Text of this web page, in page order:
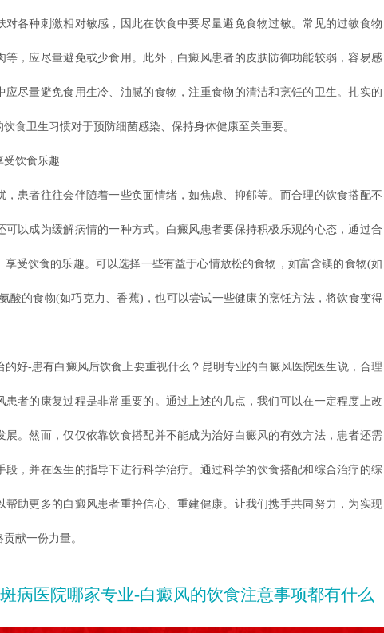
各种刺激相对敏感，因此在饮食中要尽量避免食物过敏。常见的过敏食物
等，应尽量避免或少食用。此外，白癜风患者的皮肤防御功能较弱，容易感
应尽量避免食用生冷、油腻的食物，注重食物的清洁和烹饪的卫生。扎实的
食卫生习惯对于预防细菌感染、保持身体健康至关重要。
饮食乐趣
患者往往会伴随着一些负面情绪，如焦虑、抑郁等。而合理的饮食搭配不
可以成为缓解病情的一种方式。白癜风患者要保持积极乐观的心态，通过合
享受饮食的乐趣。可以选择一些有益于心情放松的食物，如富含镁的食物(如
酸的食物(如巧克力、香蕉)，也可以尝试一些健康的烹饪方法，将饮食变得
-患有白癜风后饮食上要重视什么？昆明专业的白癜风医院医生说，合理
患者的康复过程是非常重要的。通过上述的几点，我们可以在一定程度上改
展。然而，仅仅依靠饮食搭配并不能成为治好白癜风的有效方法，患者还需
段，并在医生的指导下进行科学治疗。通过科学的饮食搭配和综合治疗的综
帮助更多的白癜风患者重拾信心、重建健康。让我们携手共同努力，为实现
献一份力量。
病医院哪家专业-白癜风的饮食注意事项都有什么